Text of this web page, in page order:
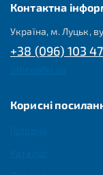
Контактна
Україна, м. Луцьк,
+38 (096) 103
Корисні